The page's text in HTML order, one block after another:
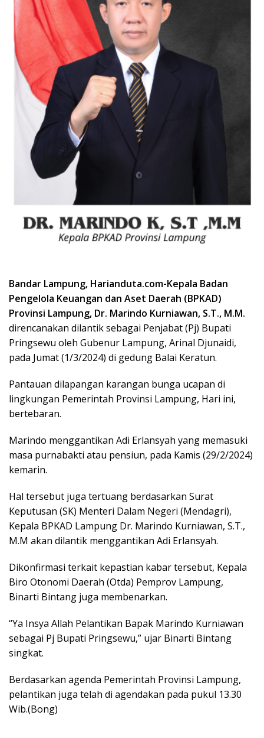
Bandar Lampung, Harianduta.com-Kepala Badan
Pengelola Keuangan dan Aset Daerah (BPKAD)
Provinsi Lampung, Dr. Marindo Kurniawan, S.T., M.M.
direncanakan dilantik sebagai Penjabat (Pj) Bupati
Pringsewu oleh Gubenur Lampung, Arinal Djunaidi,
pada Jumat (1/3/2024) di gedung Balai Keratun.
Pantauan dilapangan karangan bunga ucapan di
lingkungan Pemerintah Provinsi Lampung, Hari ini,
bertebaran.
Marindo menggantikan Adi Erlansyah yang memasuki
masa purnabakti atau pensiun, pada Kamis (29/2/2024)
kemarin.
Hal tersebut juga tertuang berdasarkan Surat
Keputusan (SK) Menteri Dalam Negeri (Mendagri),
Kepala BPKAD Lampung Dr. Marindo Kurniawan, S.T.,
M.M akan dilantik menggantikan Adi Erlansyah.
Dikonfirmasi terkait kepastian kabar tersebut, Kepala
Biro Otonomi Daerah (Otda) Pemprov Lampung,
Binarti Bintang juga membenarkan.
“Ya Insya Allah Pelantikan Bapak Marindo Kurniawan
sebagai Pj Bupati Pringsewu,” ujar Binarti Bintang
singkat.
Berdasarkan agenda Pemerintah Provinsi Lampung,
pelantikan juga telah di agendakan pada pukul 13.30
Wib.(Bong)